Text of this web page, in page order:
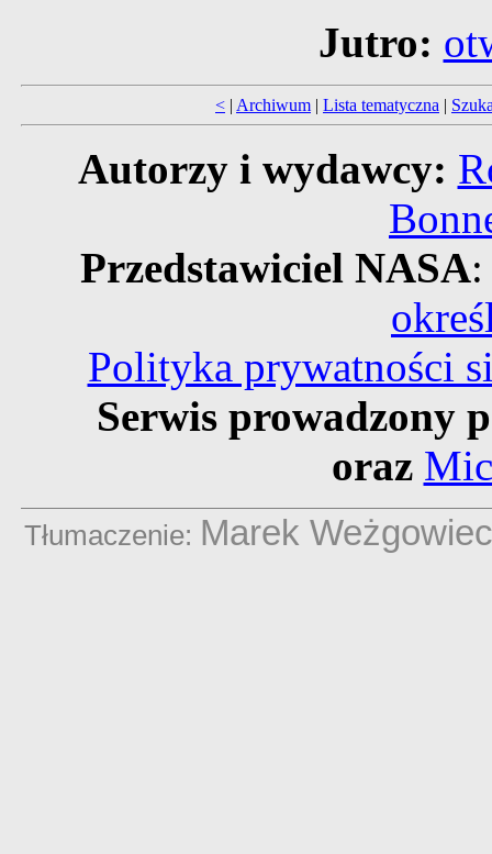
Jutro:
< | Archiwum | Lista tematyczna |
Autorzy i wydawcy:
Przedstawiciel NASA
Polityka prywatności
Serwis prowadzony
oraz
Tłumaczenie: Marek Weżgowiec